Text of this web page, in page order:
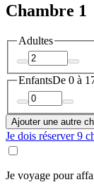
Chambre 1
Adultes
EnfantsDe 0 à
Ajouter une autre
Je dois réserver 9
Je voyage pour